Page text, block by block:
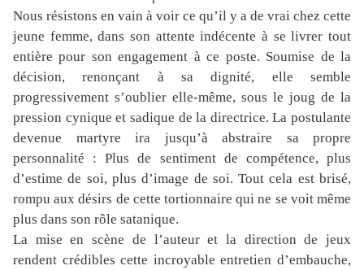
Nous résistons en vain à voir ce qu’il y a de vrai chez cette
jeune femme, dans son attente indécente à se livrer tout
entière pour son engagement à ce poste. Soumise de la
décision, renonçant à sa dignité, elle semble
progressivement s’oublier elle-même, sous le joug de la
pression cynique et sadique de la directrice. La postulante
devenue martyre ira jusqu’à abstraire sa propre
personnalité : Plus de sentiment de compétence, plus
d’estime de soi, plus d’image de soi. Tout cela est brisé,
rompu aux désirs de cette tortionnaire qui ne se voit même
plus dans son rôle satanique.
La mise en scène de l’auteur et la direction de jeux
rendent crédibles cette incroyable entretien d’embauche,